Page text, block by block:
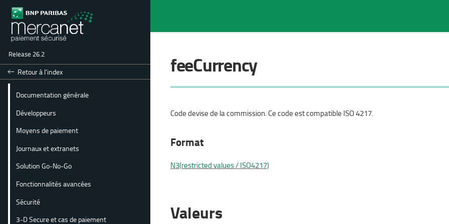
Release 26.2
Retour à l'index
Documentation générale
Développeurs
Moyens de paiement
Journaux et extranets
Solution Go-No-Go
Fonctionnalités avancées
Sécurité
3-D Secure et cas de paiement
feeCurrency
Code devise de la commission. Ce code est compatible ISO 4217.
Format
N3(restricted values / ISO4217)
Valeurs